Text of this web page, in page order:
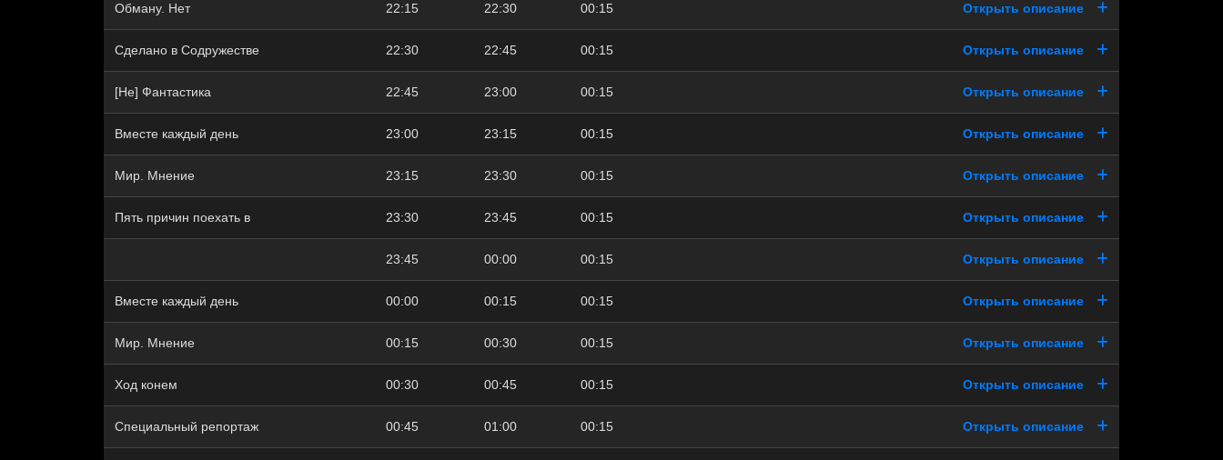
Обману. Нет 22:15 22:30 00:15 Открыть описание
Сделано в Содружестве 22:30 22:45 00:15 Открыть описание
[Не] Фантастика 22:45 23:00 00:15 Открыть описание
Вместе каждый день 23:00 23:15 00:15 Открыть описание
Мир. Мнение 23:15 23:30 00:15 Открыть описание
Пять причин поехать в 23:30 23:45 00:15 Открыть описание
23:45 00:00 00:15 Открыть описание
Вместе каждый день 00:00 00:15 00:15 Открыть описание
Мир. Мнение 00:15 00:30 00:15 Открыть описание
Ход конем 00:30 00:45 00:15 Открыть описание
Специальный репортаж 00:45 01:00 00:15 Открыть описание